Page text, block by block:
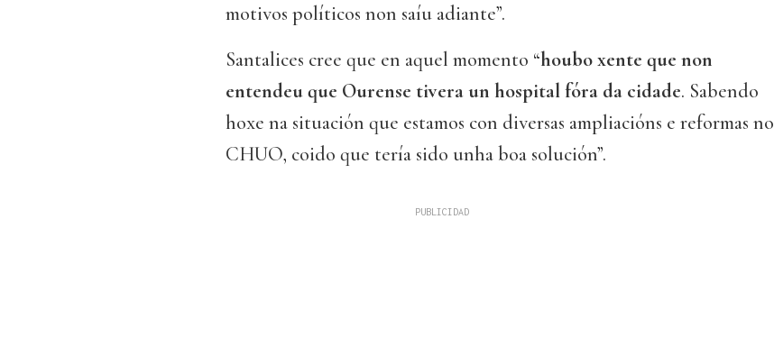
motivos políticos non saíu adiante”.
Santalices cree que en aquel momento “houbo xente que non
entendeu que Ourense tivera un hospital fóra da cidade. Sabendo
hoxe na situación que estamos con diversas ampliacións e reformas no
CHUO, coido que tería sido unha boa solución”.